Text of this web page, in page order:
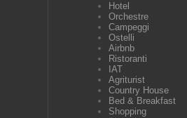
Hotel
Orchestre
Campeggi
Ostelli
Airbnb
Ristoranti
IAT
Agriturist
Country House
Bed & Breakfast
Shopping